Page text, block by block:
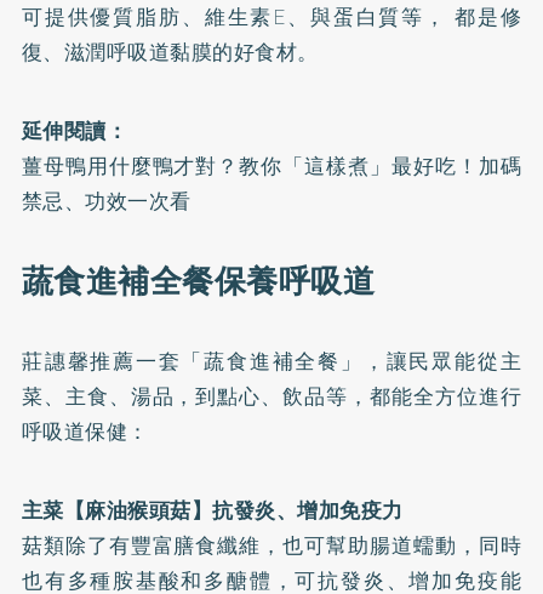
可提供優質脂肪、維生素E、與蛋白質等， 都是修
復、滋潤呼吸道黏膜的好食材。
延伸閱讀：
薑母鴨用什麼鴨才對？教你「這樣煮」最好吃！加碼
禁忌、功效一次看
蔬食進補全餐保養呼吸道
莊譓馨推薦一套「蔬食進補全餐」，讓民眾能從主
菜、主食、湯品，到點心、飲品等，都能全方位進行
呼吸道保健：
主菜【麻油猴頭菇】抗發炎、增加免疫力
菇類除了有豐富膳食纖維，也可幫助腸道蠕動，同時
也有多種胺基酸和多醣體，可抗發炎、增加免疫能